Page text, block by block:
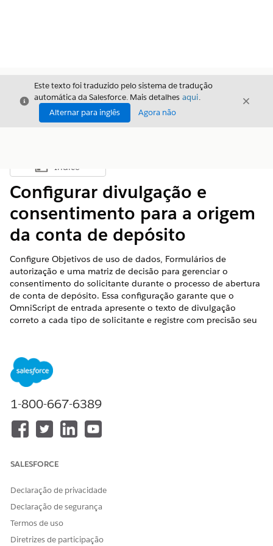
Fechar
Este texto foi traduzido pelo sistema de tradução
automática da Salesforce. Mais detalhes aqui.
Alternar para inglês
Agora não
Fechar
Mostrar índice
Índice
Configurar divulgação e
consentimento para a origem
da conta de depósito
Configure Objetivos de uso de dados, Formulários de
autorização e uma matriz de decisão para gerenciar o
consentimento do solicitante durante o processo de abertura
de conta de depósito. Essa configuração garante que o
OmniScript de entrada apresente o texto de divulgação
correto a cada tipo de solicitante e registre com precisão seu
Disponível em: Lightning Experience
Disponível em:Professional
Criar uma finalidade de uso de dados
base legal para sua instituição financeira coletar e
de abertura de conta de depósito. Esses registros
de entrada para cada aplicativo para cumprir as normas
de privacidade de dados.
Crie um formulário de autorização.
1-800-667-6389
SALESFORCE
Declaração de privacidade
Declaração de segurança
Termos de uso
Diretrizes de participação